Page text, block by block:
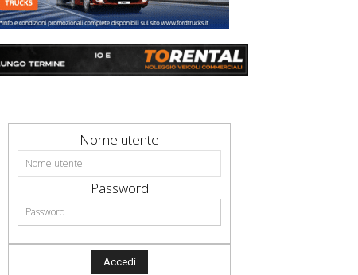
Nome utente
Password